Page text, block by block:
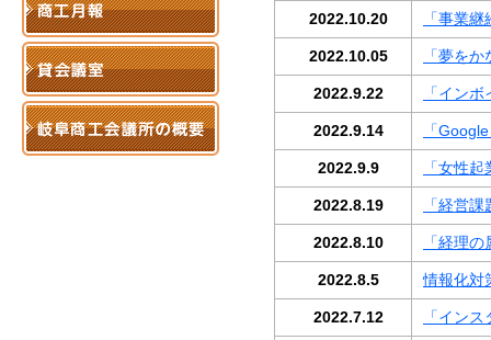
2022.10.20 「事業
2022.10.05 「夢を
2022.9.22 「イン
2022.9.14 「
2022.9.9 「女性
2022.8.19 「経営
2022.8.10 「経理
2022.8.5 情報化対
2022.7.12 「イン